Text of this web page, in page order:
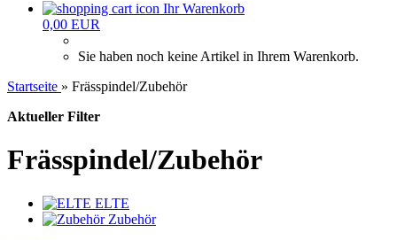
Ihr Warenkorb
0,00 EUR
Sie haben noch keine Artikel in Ihrem Warenkorb.
Startseite » Frässpindel/Zubehör
Aktueller Filter
Frässpindel/Zubehör
ELTE
Zubehör